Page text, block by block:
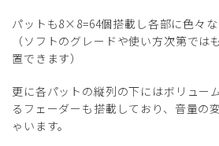
パットも8×8=64個搭載し各部に色々な
（ソフトのグレードや使い方次第では
置できます）
更に各パットの縦列の下にはボリュー
るフェーダーも搭載しており、音量の
ゃいます。